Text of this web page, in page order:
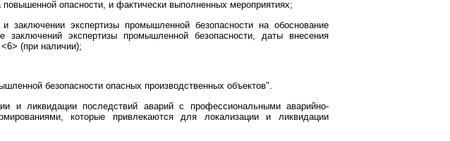
опасности, и фактически выполненных мероприятиях;
заключении экспертизы промышленной безопасности на обоснование
заключений экспертизы промышленной безопасности, даты внесения
(при наличии);
безопасности опасных производственных объектов".
и ликвидации последствий аварий с профессиональными аварийно-
которые привлекаются для локализации и ликвидации